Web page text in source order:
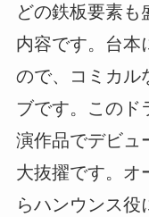
どの鉄板要素も
内容です。台本
ので、コミカル
ブです。このド
演作品でデビュ
大抜擢です。オ
らハンウンス役